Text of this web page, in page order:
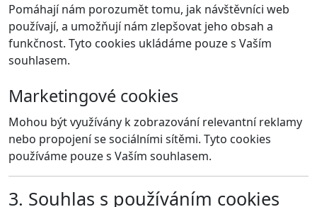
Pomáhají nám porozumět tomu, jak návštěvníci web
používají, a umožňují nám zlepšovat jeho obsah a
funkčnost. Tyto cookies ukládáme pouze s Vaším
souhlasem.
Marketingové cookies
Mohou být využívány k zobrazování relevantní reklamy
nebo propojení se sociálními sítěmi. Tyto cookies
používáme pouze s Vaším souhlasem.
3. Souhlas s používáním cookies